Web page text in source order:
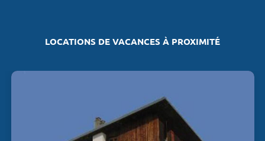
LOCATIONS DE VACANCES À PROXIMITÉ